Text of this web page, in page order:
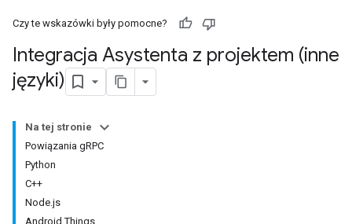
Czy te wskazówki były pomocne?
Integracja Asystenta z projektem (inne
języki)
Na tej stronie
Powiązania gRPC
Python
C++
Node.js
Android Things